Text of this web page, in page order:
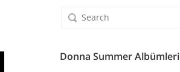
Donna Summer Albümleri